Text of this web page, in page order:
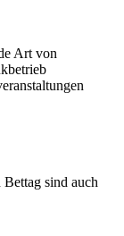
Art von
sind auch